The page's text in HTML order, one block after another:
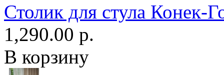
Столик для стула Конек-
1,290.00 р.
В корзину